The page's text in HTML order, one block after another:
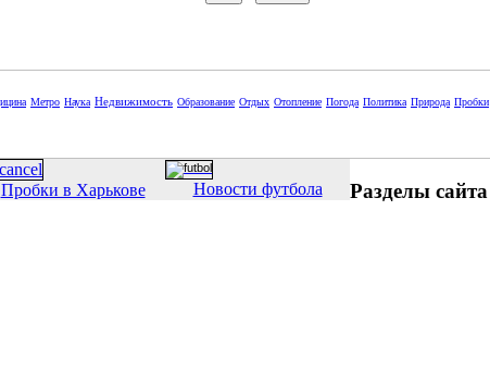
Метро Наука Недвижимость Образование Отдых Отопление Погода Политика Природа Пробки
Пробки в Харькове Новости футбола Разделы сайта